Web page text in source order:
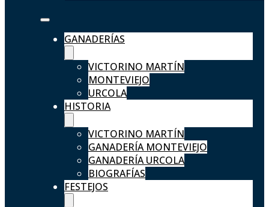
GANADERÍAS
VICTORINO MARTÍN
MONTEVIEJO
URCOLA
HISTORIA
VICTORINO MARTÍN
GANADERÍA MONTEVIEJO
GANADERÍA URCOLA
BIOGRAFÍAS
FESTEJOS